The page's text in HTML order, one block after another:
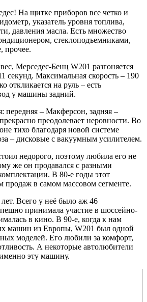
На щитке приборов все четко и
указатель уровня топлива,
давления масла. Есть множество
стеклоподъемниками,
прочее.
Мерседес-Бенц W201 разгоняется
секунд. Максимальная скорость – 190
откликается на руль – есть
у машины задний.
передняя – Макферсон, задняя –
преодолевает неровности. Во
тихо благодаря новой системе
– дисковые с вакуумным усилителем.
недорого, поэтому любила его не
же он продавался с разными
В 80-е годы этот
продаж в самом массовом сегменте.
Всего у неё было аж 46
принимала участие в шоссейно-
в кино. В 90-е, когда к нам
машин из Европы, W201 был одной
моделей. Его любили за комфорт,
А некоторые автолюбители
эту машину.